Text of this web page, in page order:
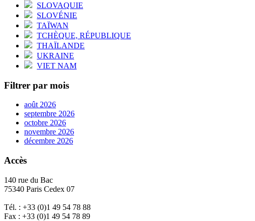
SLOVAQUIE
SLOVÉNIE
TAÏWAN
TCHÈQUE, RÉPUBLIQUE
THAÏLANDE
UKRAINE
VIET NAM
Filtrer par mois
août 2026
septembre 2026
octobre 2026
novembre 2026
décembre 2026
Accès
140 rue du Bac
75340 Paris Cedex 07
Tél. : +33 (0)1 49 54 78 88
Fax : +33 (0)1 49 54 78 89